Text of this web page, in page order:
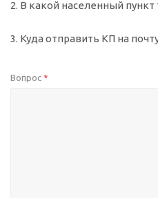
2. В какой населенный пункт
3. Куда отправить КП на
Вопрос *